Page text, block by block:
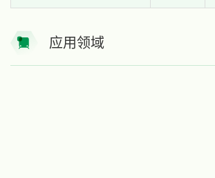
应用领域